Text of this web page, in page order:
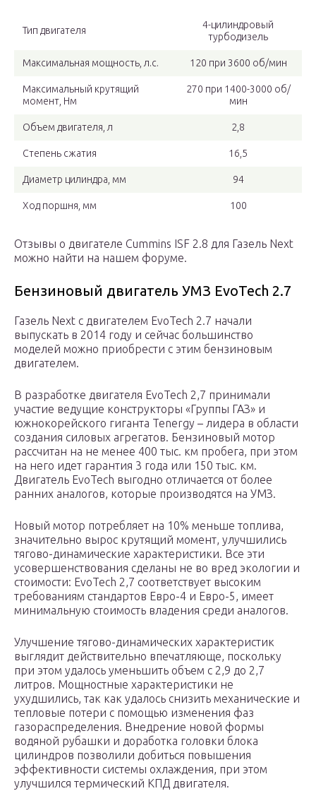
Тип двигателя
4-цилиндровый
турбодизель
Максимальная мощность, л.с. 120 при 3600 об/мин
Максимальный крутящий
момент, Нм
270 при 1400-3000 об/
мин
Объем двигателя, л 2,8
Степень сжатия 16,5
Диаметр цилиндра, мм 94
Ход поршня, мм 100
Отзывы о двигателе Cummins ISF 2.8 для Газель Next
можно найти на нашем форуме.
Бензиновый двигатель УМЗ EvoTech 2.7
Газель Next с двигателем EvoTech 2.7 начали
выпускать в 2014 году и сейчас большинство
моделей можно приобрести с этим бензиновым
двигателем.
В разработке двигателя EvoTech 2,7 принимали
участие ведущие конструкторы «Группы ГАЗ» и
южнокорейского гиганта Tenergy – лидера в области
создания силовых агрегатов. Бензиновый мотор
рассчитан на не менее 400 тыс. км пробега, при этом
на него идет гарантия 3 года или 150 тыс. км.
Двигатель EvoTech выгодно отличается от более
ранних аналогов, которые производятся на УМЗ.
Новый мотор потребляет на 10% меньше топлива,
значительно вырос крутящий момент, улучшились
тягово-динамические характеристики. Все эти
усовершенствования сделаны не во вред экологии и
стоимости: EvoTech 2,7 соответствует высоким
требованиям стандартов Евро-4 и Евро-5, имеет
минимальную стоимость владения среди аналогов.
Улучшение тягово-динамических характеристик
выглядит действительно впечатляюще, поскольку
при этом удалось уменьшить объем с 2,9 до 2,7
литров. Мощностные характеристики не
ухудшились, так как удалось снизить механические и
тепловые потери с помощью изменения фаз
газораспределения. Внедрение новой формы
водяной рубашки и доработка головки блока
цилиндров позволили добиться повышения
эффективности системы охлаждения, при этом
улучшился термический КПД двигателя.